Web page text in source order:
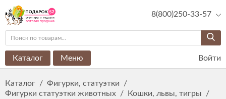
8(800)250-33-57
Каталог Меню Войти
Каталог / Фигурки, статуэтки
/
Фигурки статуэтки животных / Кошки, львы, тигры
/